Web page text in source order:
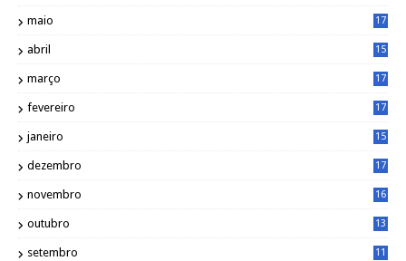
maio
17
abril
15
março
17
fevereiro
17
janeiro
15
dezembro
17
novembro
16
outubro
13
setembro
11